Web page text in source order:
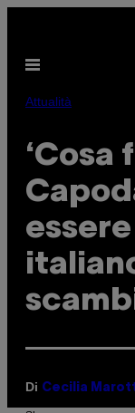
contenuto
Apri
Attualità
‘Cosa
Di Cecilia